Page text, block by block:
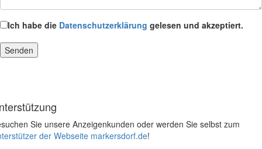
Ich habe die Datenschutzerklärung gelesen und akzeptiert.
Sie unsere Anzeigenkunden oder werden Sie selbst zum
der Webseite markersdorf.de!